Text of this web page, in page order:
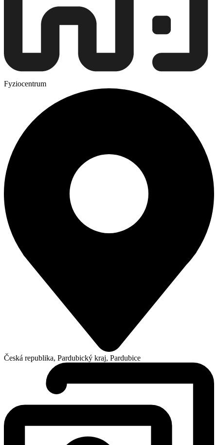
Fyziocentrum
Česká republika, Pardubický kraj, Pardubice